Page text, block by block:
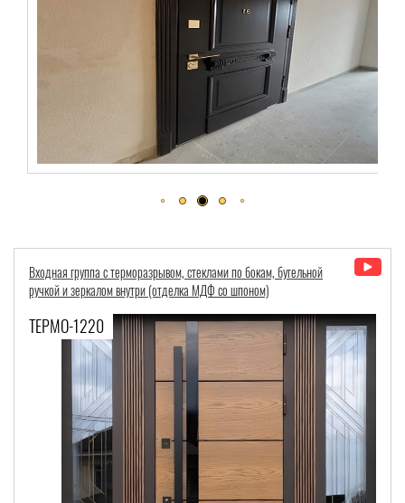
Входная группа с терморазрывом, стеклами по бокам, бугельной
ручкой и зеркалом внутри (отделка МДФ со шпоном)
ТЕРМО-1220